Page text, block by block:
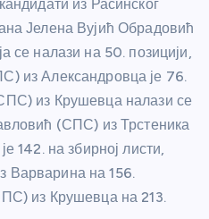
из Расинског
Јелена Вујић Обрадовић
се налази на 50. позицији,
из Александровца је 76.
из Крушевца налази се
(СПС) из Трстеника
142. на збирној листи,
Варварина на 156.
из Крушевца на 213.